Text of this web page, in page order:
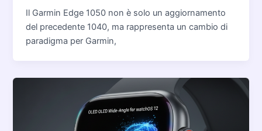
Il Garmin Edge 1050 non è solo un aggiornamento
del precedente 1040, ma rappresenta un cambio di
paradigma per Garmin,